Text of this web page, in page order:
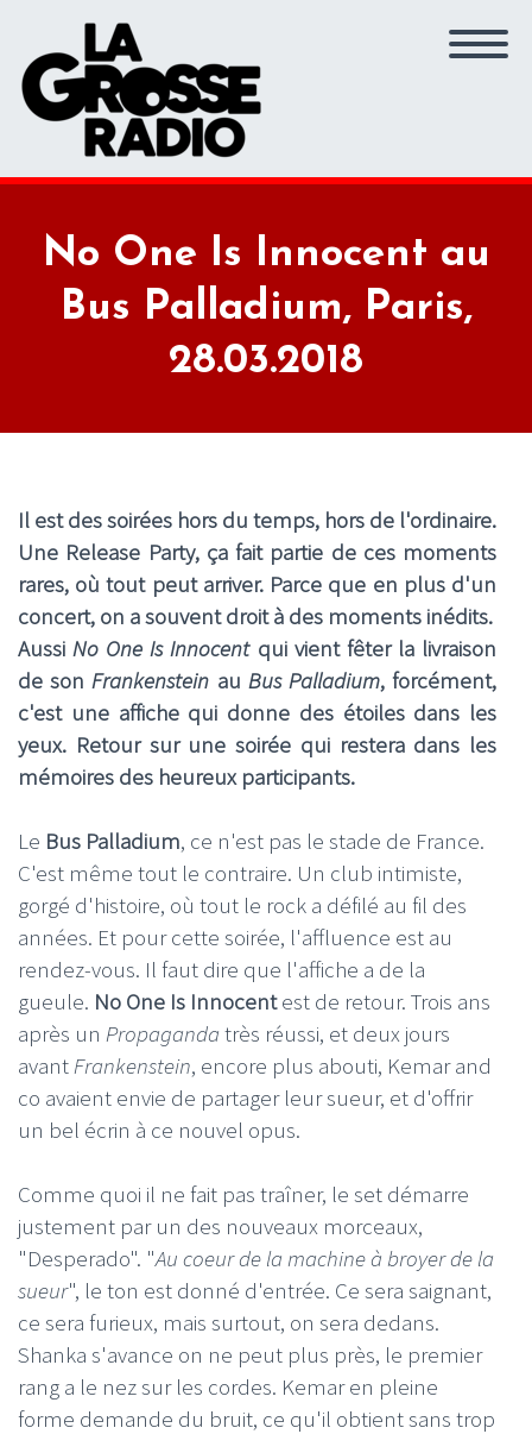
No One Is Innocent au
Bus Palladium, Paris,
28.03.2018
Il est des soirées hors du temps, hors de l'ordinaire.
Une Release Party, ça fait partie de ces moments
rares, où tout peut arriver. Parce que en plus d'un
concert, on a souvent droit à des moments inédits.
AussiNo One Is Innocentqui vient fêter la livraison
de sonFrankenstein au Bus Palladium, forcément,
c'est une affiche qui donne des étoiles dans les
yeux. Retour sur une soirée qui restera dans les
mémoires des heureux participants.
Le Bus Palladium, ce n'est pas le stade de France.
C'est même tout le contraire. Un club intimiste,
gorgé d'histoire, où tout le rock a défilé au fil des
années. Et pour cette soirée, l'affluence est au
rendez-vous. Il faut dire que l'affiche a de la
gueule. No One Is Innocentest de retour. Trois ans
après un Propaganda très réussi, et deux jours
avantFrankenstein, encore plus abouti, Kemar and
co avaient envie de partager leur sueur, et d'offrir
un bel écrin à ce nouvel opus.
Comme quoi il ne fait pas traîner, le set démarre
justement par un des nouveaux morceaux,
"Desperado". "Au coeur de la machine à broyer de la
sueur", le ton est donné d'entrée. Ce sera saignant,
ce sera furieux, mais surtout, on sera dedans.
Shanka s'avance on ne peut plus près, le premier
rang a le nez sur les cordes. Kemar en pleine
forme demande du bruit, ce qu'il obtient sans trop